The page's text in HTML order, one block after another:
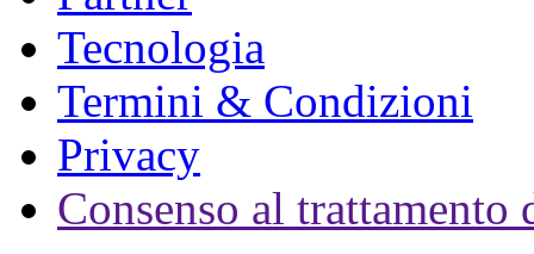
Tecnologia
Termini & Condizioni
Privacy
Consenso al trattamento